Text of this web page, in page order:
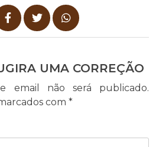
UMA CORREÇÃO
email não será publicado.
com *